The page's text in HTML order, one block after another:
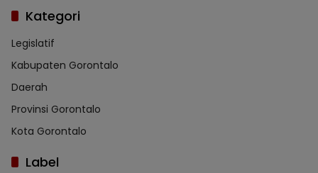
Kategori
Legislatif
Kabupaten Gorontalo
Daerah
Provinsi Gorontalo
Kota Gorontalo
Label